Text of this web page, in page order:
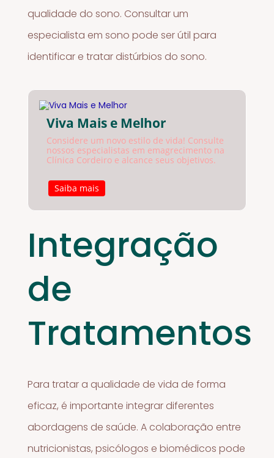
qualidade do sono. Consultar um
especialista em sono pode ser útil para
identificar e tratar distúrbios do sono.
Viva Mais e Melhor
Considere um novo estilo de vida! Consulte
nossos especialistas em emagrecimento na
Clínica Cordeiro e alcance seus objetivos.
Saiba mais
Integração
de
Tratamentos
Para tratar a qualidade de vida de forma
eficaz, é importante integrar diferentes
abordagens de saúde. A colaboração entre
nutricionistas, psicólogos e biomédicos pode